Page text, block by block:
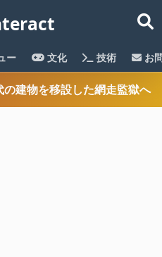
ー 文化 技術 お
の建物を移設した網走監獄へ